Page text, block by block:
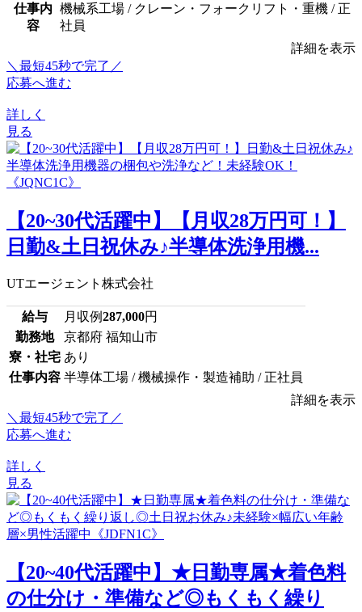
仕事内
容
機械系工場 / クレーン・フォークリフト・重機 / 正
社員
詳細を表示
＼最短45秒で完了／
応募へ進む
詳しく
見る
【20~30代活躍中】【月収28万円可！】
日勤&土日祝休み♪半導体洗浄用機...
UTエージェント株式会社
給与 月収例287,000円
勤務地
京都府 福知山市
寮・社宅 あり
仕事内容 半導体工場 / 機械操作・製造補助 / 正社員
詳細を表示
＼最短45秒で完了／
応募へ進む
詳しく
見る
【20~40代活躍中】★日勤専属★着色料
の仕分け・準備など◎もくもく繰り